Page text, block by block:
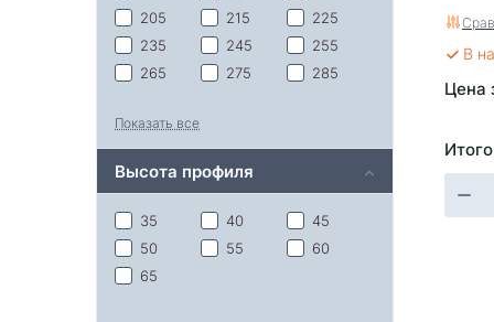
В
Цена
205
215
225
235
245
255
265
275
285
Показать все
Высота профиля
35 40
45
50
55
60
65